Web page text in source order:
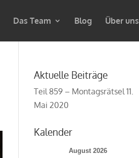
Das Team Blog Über uns
Aktuelle Beiträge
Teil 859 – Montagsrätsel 11.
Mai 2020
Kalender
August 2026